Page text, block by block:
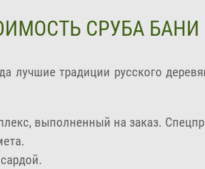
СРУБА БАНИ
лучшие традиции русского
выполненный на заказ.